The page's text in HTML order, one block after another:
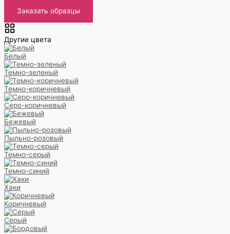
Заказать образцы
Другие цвета
Белый
Темно-зеленый
Темно-коричневый
Серо-коричневый
Бежевый
Пыльно-розовый
Темно-серый
Темно-синий
Хаки
Коричневый
Серый